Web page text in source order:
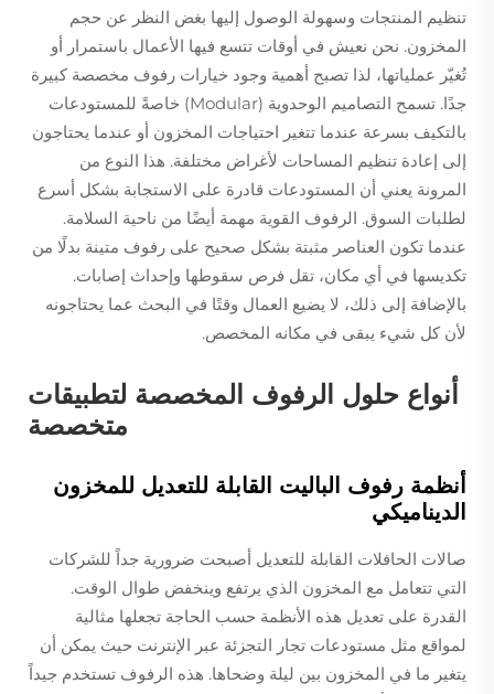
تنظيم المنتجات وسهولة الوصول إليها بغض النظر عن حجم
المخزون. نحن نعيش في أوقات تتسع فيها الأعمال باستمرار أو
تُغيّر عملياتها، لذا تصبح أهمية وجود خيارات رفوف مخصصة كبيرة
جدًا. تسمح التصاميم الوحدوية (Modular) خاصةً للمستودعات
بالتكيف بسرعة عندما تتغير احتياجات المخزون أو عندما يحتاجون
إلى إعادة تنظيم المساحات لأغراض مختلفة. هذا النوع من
المرونة يعني أن المستودعات قادرة على الاستجابة بشكل أسرع
لطلبات السوق. الرفوف القوية مهمة أيضًا من ناحية السلامة.
عندما تكون العناصر مثبتة بشكل صحيح على رفوف متينة بدلًا من
تكديسها في أي مكان، تقل فرص سقوطها وإحداث إصابات.
بالإضافة إلى ذلك، لا يضيع العمال وقتًا في البحث عما يحتاجونه
لأن كل شيء يبقى في مكانه المخصص.
أنواع حلول الرفوف المخصصة لتطبيقات
متخصصة
أنظمة رفوف الباليت القابلة للتعديل للمخزون
الديناميكي
صالات الحافلات القابلة للتعديل أصبحت ضرورية جداً للشركات
التي تتعامل مع المخزون الذي يرتفع وينخفض طوال الوقت.
القدرة على تعديل هذه الأنظمة حسب الحاجة تجعلها مثالية
لمواقع مثل مستودعات تجار التجزئة عبر الإنترنت حيث يمكن أن
يتغير ما في المخزون بين ليلة وضحاها. هذه الرفوف تستخدم جيداً